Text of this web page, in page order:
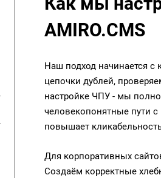
AMIRO.CMS
Наш подход начинается с
цепочки дублей,
настройке ЧПУ - мы
человекопонятные пути
повышает
Для корпоративных
Создаём корректные